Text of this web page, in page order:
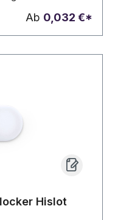
um die
zu fördern
reduzieren. Mit
und
Ab 0,032 €*
Hislot